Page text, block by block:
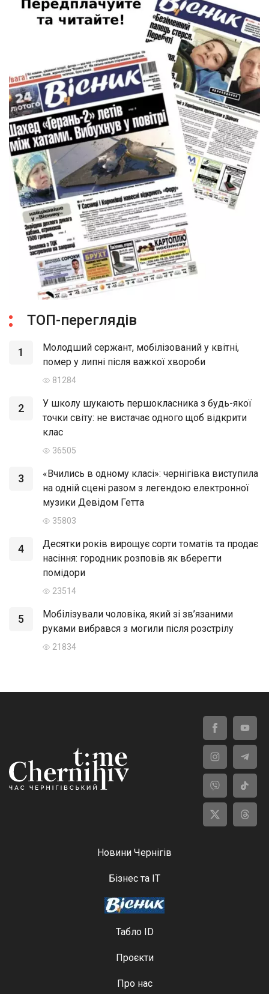
ТОП-переглядів
1
Молодший сержант, мобілізований у квітні,
помер у липні після важкої хвороби
81284
2
У школу шукають першокласника з будь-якої
точки світу: не вистачає одного щоб відкрити
клас
36505
3
«Вчились в одному класі»: чернігівка виступила
на одній сцені разом з легендою електронної
музики Девідом Гетта
35803
4
Десятки років вирощує сорти томатів та продає
насіння: городник розповів як вберегти
помідори
23514
5
Мобілізували чоловіка, який зі зв’язаними
руками вибрався з могили після розстрілу
21834
Новини Чернігів
Бізнес та ІТ
Табло ID
Проєкти
Про нас